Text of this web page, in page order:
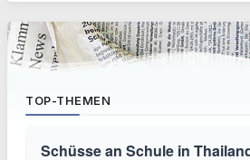
TOP-THEMEN
Schüsse an Schule in